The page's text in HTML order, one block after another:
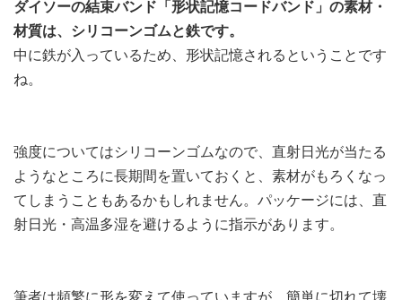
ダイソーの結束バンド「形状記憶コードバンド」の素材・
材質は、シリコーンゴムと鉄です。
中に鉄が入っているため、形状記憶されるということです
ね。
強度についてはシリコーンゴムなので、直射日光が当たる
ようなところに長期間を置いておくと、素材がもろくなっ
てしまうこともあるかもしれません。パッケージには、直
射日光・高温多湿を避けるように指示があります。